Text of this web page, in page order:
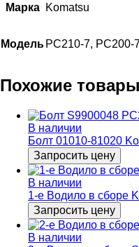
Марка Komatsu
Модель PC210-7, PC200-
Похожие товары
В наличии
Болт 01010-81020
Запросить цену
В наличии
1-е Водило в сборе
Запросить цену
В наличии